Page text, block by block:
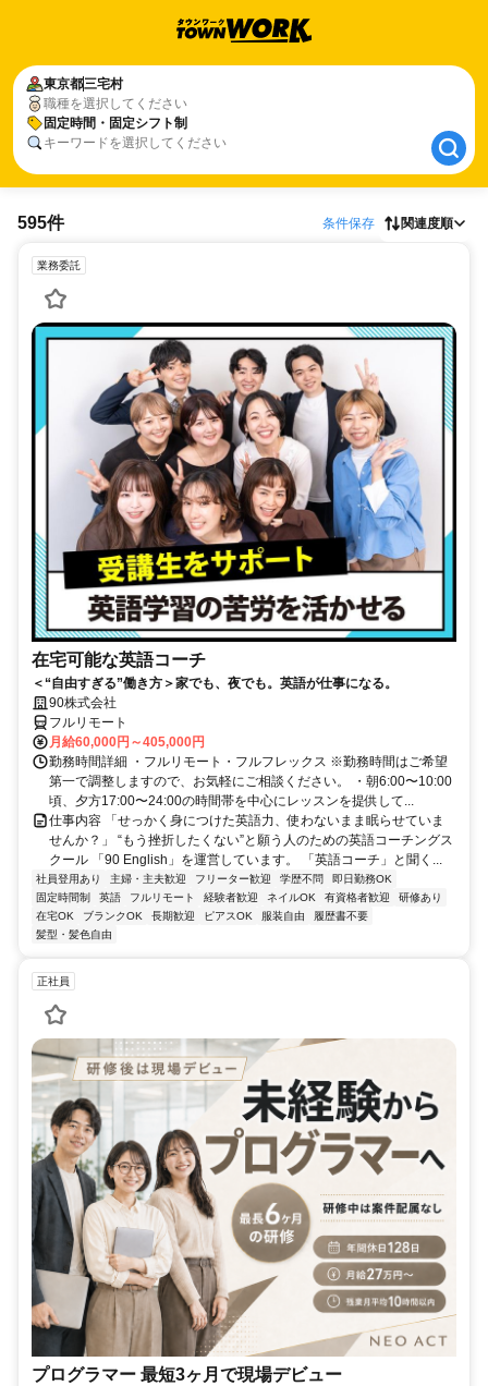
東京都三宅村
職種を選択してください
固定時間・固定シフト制
キーワードを選択してください
東京都三宅村
固定時間・固定シフト制
595件 条件保存 関連度順
業務委託
在宅可能な英語コーチ
＜“自由すぎる”働き方＞家でも、夜でも。英語が仕事になる。
90株式会社
フルリモート
月給60,000円～405,000円
勤務時間詳細 ・フルリモート・フルフレックス ※勤務時間はご希望
第一で調整しますので、お気軽にご相談ください。 ・朝6:00〜10:00
頃、夕方17:00〜24:00の時間帯を中心にレッスンを提供して...
仕事内容 「せっかく身につけた英語力、使わないまま眠らせていま
せんか？」 “もう挫折したくない”と願う人のための英語コーチングス
クール 「90 English」を運営しています。 「英語コーチ」と聞く...
社員登用あり 主婦・主夫歓迎 フリーター歓迎 学歴不問
即日勤務OK
固定時間制
英語 フルリモート 経験者歓迎 ネイルOK 有資格者歓迎
研修あり
在宅OK
ブランクOK 長期歓迎 ピアスOK 服装自由
履歴書不要
髪型・髪色自由
正社員
プログラマー 最短3ヶ月で現場デビュー